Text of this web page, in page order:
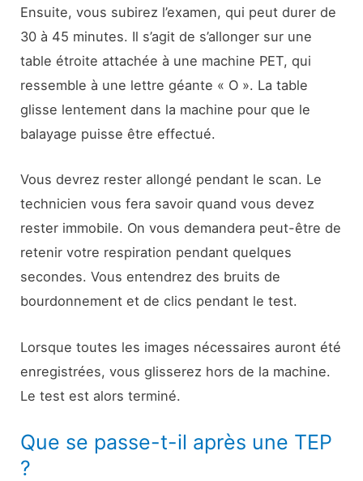
Ensuite, vous subirez l’examen, qui peut durer de
30 à 45 minutes. Il s’agit de s’allonger sur une
table étroite attachée à une machine PET, qui
ressemble à une lettre géante « O ». La table
glisse lentement dans la machine pour que le
balayage puisse être effectué.
Vous devrez rester allongé pendant le scan. Le
technicien vous fera savoir quand vous devez
rester immobile. On vous demandera peut-être de
retenir votre respiration pendant quelques
secondes. Vous entendrez des bruits de
bourdonnement et de clics pendant le test.
Lorsque toutes les images nécessaires auront été
enregistrées, vous glisserez hors de la machine.
Le test est alors terminé.
Que se passe-t-il après une TEP
?